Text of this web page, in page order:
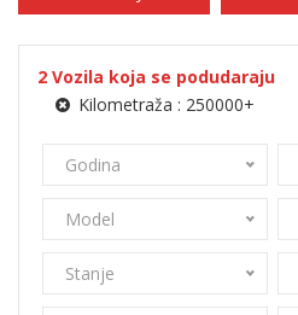
2 Vozila koja se podudaraju
Kilometraža : 250000+
Godina
Model
Stanje